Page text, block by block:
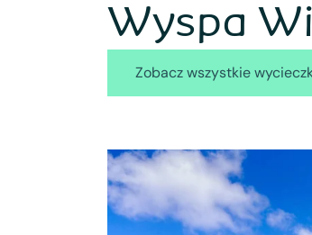
Wyspa
Zobacz wszystkie